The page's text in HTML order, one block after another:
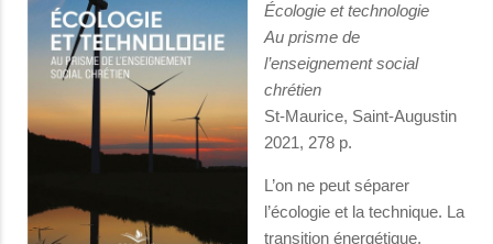
Écologie et technologie
Au prisme de
l’enseignement social
chrétien
St-Maurice, Saint-Augustin
2021, 278 p.
L’on ne peut séparer
l’écologie et la technique. La
transition énergétique,